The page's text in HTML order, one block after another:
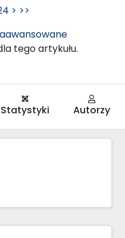
> >>
tego artykułu.
Statystyki Autorzy